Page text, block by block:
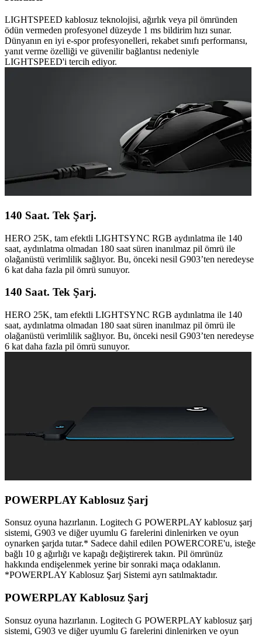
LIGHTSPEED kablosuz teknolojisi, ağırlık veya pil ömründen
ödün vermeden profesyonel düzeyde 1 ms bildirim hızı sunar.
Dünyanın en iyi e-spor profesyonelleri, rekabet sınıfı performansı,
yanıt verme özelliği ve güvenilir bağlantısı nedeniyle
LIGHTSPEED'i tercih ediyor.
140 Saat. Tek Şarj.
HERO 25K, tam efektli LIGHTSYNC RGB aydınlatma ile 140
saat, aydınlatma olmadan 180 saat süren inanılmaz pil ömrü ile
olağanüstü verimlilik sağlıyor. Bu, önceki nesil G903’ten neredeyse
6 kat daha fazla pil ömrü sunuyor.
140 Saat. Tek Şarj.
HERO 25K, tam efektli LIGHTSYNC RGB aydınlatma ile 140
saat, aydınlatma olmadan 180 saat süren inanılmaz pil ömrü ile
olağanüstü verimlilik sağlıyor. Bu, önceki nesil G903’ten neredeyse
6 kat daha fazla pil ömrü sunuyor.
POWERPLAY Kablosuz Şarj
Sonsuz oyuna hazırlanın. Logitech G POWERPLAY kablosuz şarj
sistemi, G903 ve diğer uyumlu G farelerini dinlenirken ve oyun
oynarken şarjda tutar.* Sadece dahil edilen POWERCORE'u, isteğe
bağlı 10 g ağırlığı ve kapağı değiştirerek takın. Pil ömrünüz
hakkında endişelenmek yerine bir sonraki maça odaklanın.
*POWERPLAY Kablosuz Şarj Sistemi ayrı satılmaktadır.
POWERPLAY Kablosuz Şarj
Sonsuz oyuna hazırlanın. Logitech G POWERPLAY kablosuz şarj
sistemi, G903 ve diğer uyumlu G farelerini dinlenirken ve oyun